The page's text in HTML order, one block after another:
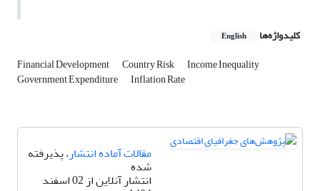
کلیدواژه‌ها English
Financial Development Country Risk Income Inequality
Government Expenditure Inflation Rate
مقالات آماده انتشار، پذیرفته
شده
انتشار آنلاین از 02 اسفند